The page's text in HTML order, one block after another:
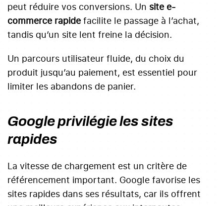
peut réduire vos conversions. Un site e-
commerce rapide facilite le passage à l’achat,
tandis qu’un site lent freine la décision.
Un parcours utilisateur fluide, du choix du
produit jusqu’au paiement, est essentiel pour
limiter les abandons de panier.
Google privilégie les sites
rapides
La vitesse de chargement est un critère de
référencement important. Google favorise les
sites rapides dans ses résultats, car ils offrent